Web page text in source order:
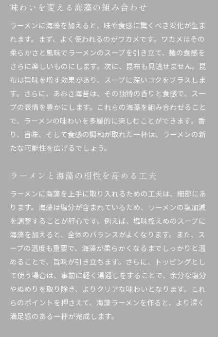
味わいを変える海藻の組み合わせ
ラーメンに海藻を加えると、味や食感に驚くべき変化が生ま
れます。まず、よく使われるのがワカメです。ワカメはその
柔らかさと風味でラーメンのスープを引き立て、麺の食感を
さらに楽しいものにします。次に、昆布も見逃せません。昆
布は旨味を増す効果があり、スープに深いコクをプラスしま
す。さらに、あおさ海苔は、その独特の香りと食感で、スー
プの表情を豊かにします。これらの海藻を組み合わせること
で、ラーメンの味わいを多層的に楽しむことができます。香
り、旨味、そして食感の調和が取れた一杯は、ラーメンの新
たな可能性を広げるでしょう。
ラーメンと海藻の相性を高める工夫
ラーメンに海藻を上手に取り入れるための工夫は、細部にあ
ります。海藻は塩分が含まれているため、ラーメンの塩加減
を調整することが肝心です。例えば、塩味控えめのスープに
海藻を加えると、全体のバランスがよくなります。また、ス
ープの温度も重要で、海藻が柔らかくなるまでしっかりと温
めることで、旨味が引き立ちます。さらに、トッピングとし
て使う場合は、事前に軽く湯通しをすることで、余分な塩分
やぬめりを取り除き、よりクリアな味わいとなります。これ
らのポイントを押さえて、海藻ラーメンを作ると、より深く
満足感のある一杯が完成します。